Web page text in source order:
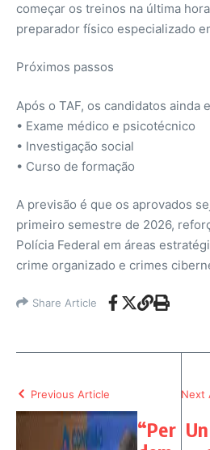
começar os treinos na última
preparador físico especializado
Próximos passos
Após o TAF, os candidatos ainda
• Exame médico e psicotécnico
• Investigação social
• Curso de formação
A previsão é que os aprovados
primeiro semestre de 2026,
Polícia Federal em áreas
crime organizado e crimes
Share Article
Previous Article
“Per
Next